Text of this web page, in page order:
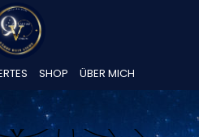
SHOP ÜBER MICH